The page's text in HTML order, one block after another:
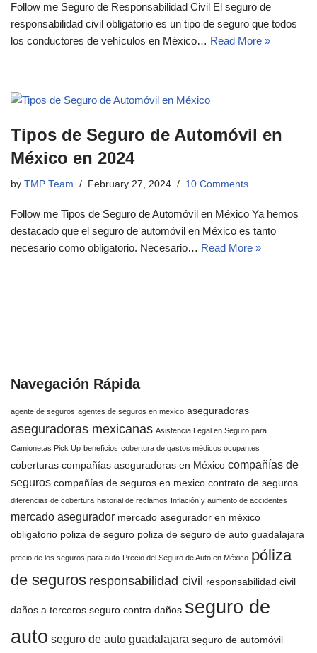
Follow me Seguro de Responsabilidad Civil El seguro de
responsabilidad civil obligatorio es un tipo de seguro que todos
los conductores de vehículos en México… Read More »
Tipos de Seguro de Automóvil en
México en 2024
by TMP Team February 27, 2024 10 Comments
Follow me Tipos de Seguro de Automóvil en México Ya hemos
destacado que el seguro de automóvil en México es tanto
necesario como obligatorio. Necesario… Read More »
Navegación Rápida
agente de seguros agentes de seguros en mexico aseguradoras
aseguradoras mexicanas Asistencia Legal en Seguro para
Camionetas Pick Up beneficios cobertura de gastos médicos ocupantes
coberturas compañías aseguradoras en México compañías de
seguros compañías de seguros en mexico contrato de seguros
diferencias de cobertura historial de reclamos Inflación y aumento de accidentes
mercado asegurador mercado asegurador en méxico
obligatorio poliza de seguro poliza de seguro de auto guadalajara
precio de los seguros para auto Precio del Seguro de Auto en México póliza
de seguros responsabilidad civil responsabilidad civil
daños a terceros seguro contra daños seguro de
auto seguro de auto guadalajara seguro de automóvil